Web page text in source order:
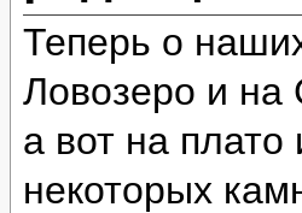
Теперь о
Ловозеро и на
а вот на
некоторых